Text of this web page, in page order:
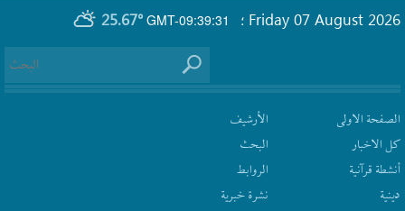
GMT-09:39:31
25.67° Friday 07 August 2026 ؛
الصفحة الاولى
كل الاخبار
أنشطة قرآنیة
دينية
الأرشیف
البحث
الروابط
نشرة‌ خبریة